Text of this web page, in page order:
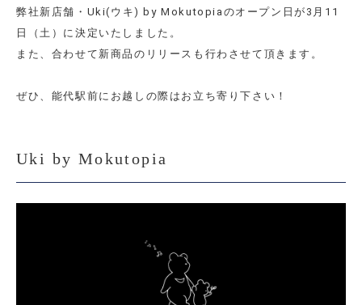
弊社新店舗・Uki(ウキ) by Mokutopiaのオープン日が3月11
日（土）に決定いたしました。
また、合わせて新商品のリリースも行わさせて頂きます。
ぜひ、能代駅前にお越しの際はお立ち寄り下さい！
Uki by Mokutopia